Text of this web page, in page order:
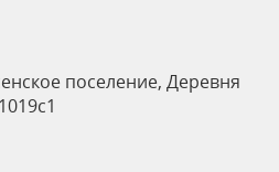
поселение, Деревня